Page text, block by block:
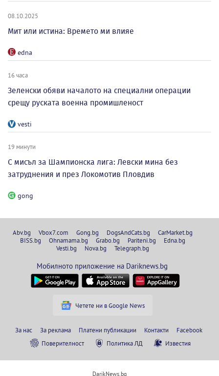
08.10.2025
Мит или истина: Времето ми влияе
edna
16 часа
Зеленски обяви началото на специални операции
срещу руската военна промишленост
vesti
19 минути
С мисъл за Шампионска лига: Левски мина без
затруднения и през Локомотив Пловдив
gong
Abv.bg Vbox7.com Gong.bg DogsAndCats.bg
CarMarket.bg
BISS.bg
Ohnamama.bg Grabo.bg Pariteni.bg
Edna.bg
Vesti.bg
Nova.bg Telegraph.bg
Мобилното приложение на Dariknews.bg
Четете ни в Google News
За нас За реклама Платени публикации Контакти
Facebook
Поверителност
Политика ЛД Известия
DarikNews.bg